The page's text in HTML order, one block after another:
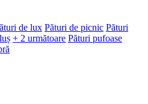
de lux Pături de picnic Pături
+ 2 următoare Pături pufoase